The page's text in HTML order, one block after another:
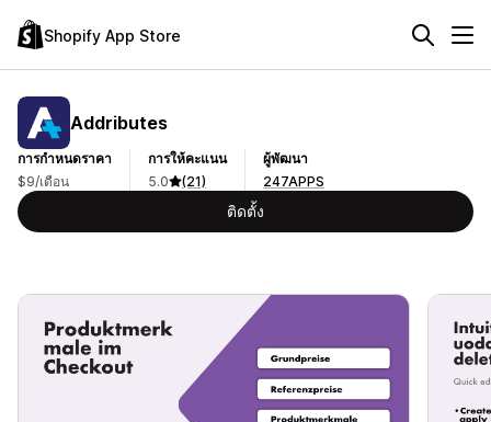
Shopify App Store
Addributes
การกำหนดราคา
$9/เดือน
การให้คะแนน
5.0
(21)
ผู้พัฒนา
247APPS
ติดตั้ง